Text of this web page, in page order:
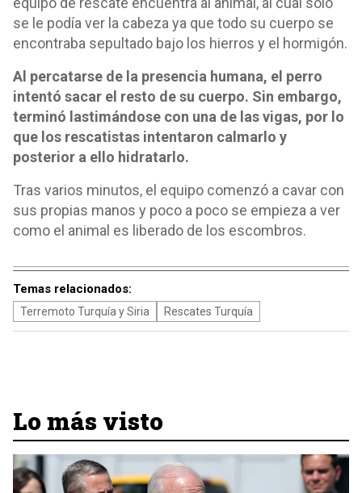
se le podía ver la cabeza ya que todo su cuerpo se
encontraba sepultado bajo los hierros y el hormigón.
Al percatarse de la presencia humana, el perro
intentó sacar el resto de su cuerpo. Sin embargo,
terminó lastimándose con una de las vigas, por lo
que los rescatistas intentaron calmarlo y
posterior a ello hidratarlo.
Tras varios minutos, el equipo comenzó a cavar con
sus propias manos y poco a poco se empieza a ver
como el animal es liberado de los escombros.
Temas relacionados:
Terremoto Turquía y Siria Rescates Turquía
Lo más visto